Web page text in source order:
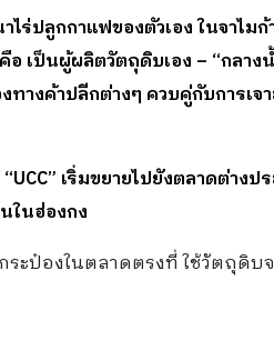
ร่ปลูกกาแฟของตัวเอง ในจาไมก้
เป็นผู้ผลิตวัตถุดิบเอง – “กลาง
ทางค้าปลีกต่างๆ ควบคู่กับการเจ
เริ่มขยายไปยังตลาดต่างป
ในฮ่องกง
ะป๋องในตลาดตรงที่ ใช้วัตถุดิบ